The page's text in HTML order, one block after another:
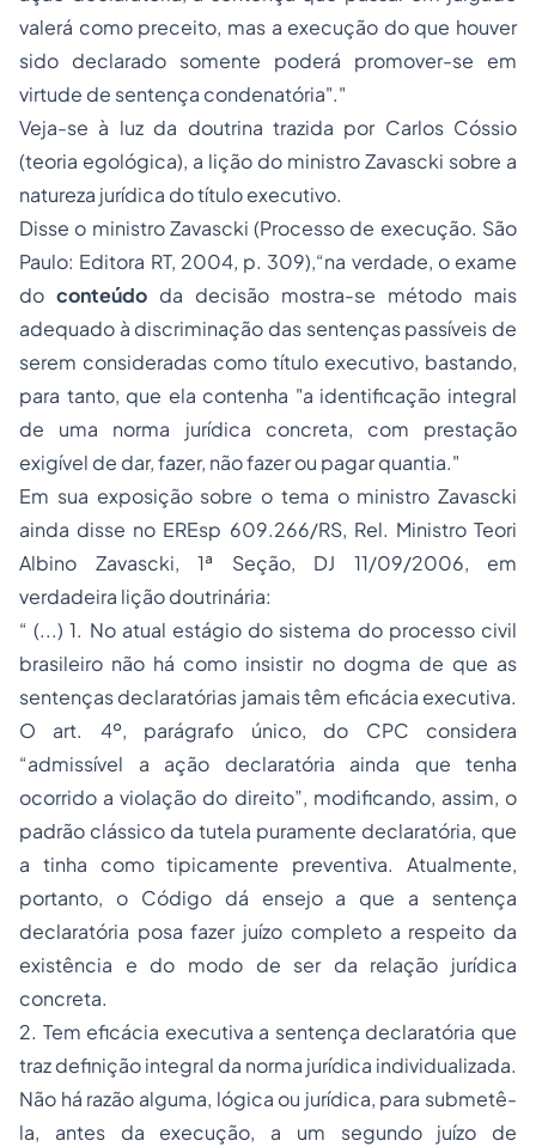
valerá como preceito, mas a execução do que houver
sido declarado somente poderá promover-se em
virtude de sentença condenatória"."
Veja-se à luz da doutrina trazida por Carlos Cóssio
(teoria egológica), a lição do ministro Zavascki sobre a
natureza jurídica do título executivo.
Disse o ministro Zavascki (Processo de execução. São
Paulo: Editora RT, 2004, p. 309),“na verdade, o exame
do conteúdo da decisão mostra-se método mais
adequado à discriminação das sentenças passíveis de
serem consideradas como título executivo, bastando,
para tanto, que ela contenha "a identificação integral
de uma norma jurídica concreta, com prestação
exigível de dar, fazer, não fazer ou pagar quantia."
Em sua exposição sobre o tema o ministro Zavascki
ainda disse no EREsp 609.266/RS, Rel. Ministro Teori
Albino Zavascki, 1ª Seção, DJ 11/09/2006, em
verdadeira lição doutrinária:
“ (...) 1. No atual estágio do sistema do processo civil
brasileiro não há como insistir no dogma de que as
sentenças declaratórias jamais têm eficácia executiva.
O art. 4º, parágrafo único, do CPC considera
“admissível a ação declaratória ainda que tenha
ocorrido a violação do direito”, modificando, assim, o
padrão clássico da tutela puramente declaratória, que
a tinha como tipicamente preventiva. Atualmente,
portanto, o Código dá ensejo a que a sentença
declaratória posa fazer juízo completo a respeito da
existência e do modo de ser da relação jurídica
concreta.
2. Tem eficácia executiva a sentença declaratória que
traz definição integral da norma jurídica individualizada.
Não há razão alguma, lógica ou jurídica, para submetê-
la, antes da execução, a um segundo juízo de